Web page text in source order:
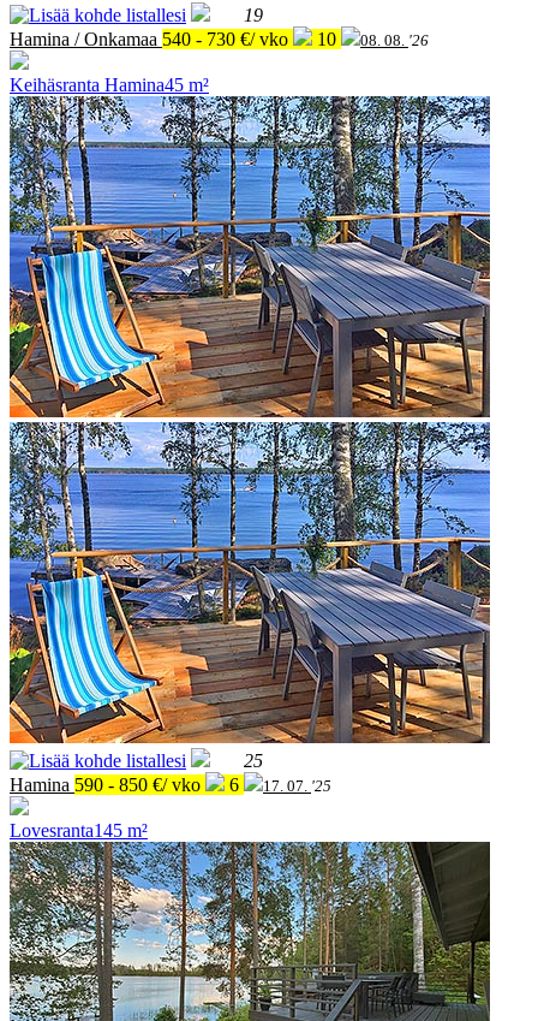
19
Hamina / Onkamaa 540 - 730 €/ vko 10 08. 08. '26
Keihäsranta Hamina45 m²
25
Hamina 590 - 850 €/ vko 6 17. 07. '25
Lovesranta145 m²